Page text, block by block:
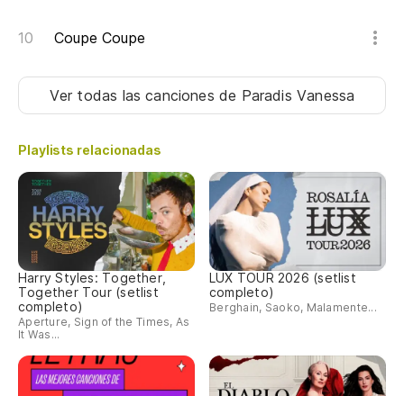
Coupe Coupe
Ver todas las cancionesde Paradis Vanessa
Playlists relacionadas
Harry Styles: Together,
Together Tour (setlist
completo)
Aperture, Sign of the Times, As
It Was...
LUX TOUR 2026 (setlist
completo)
Berghain, Saoko, Malamente...